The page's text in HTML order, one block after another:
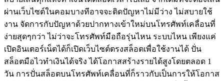
ผ่านเว็บไซต์ในคอมบางทีอาจจะติดปัญหาไม่มีว่าง ไม่สบายใช้
งาน จัดการกับปัญหาด้วยปากทางเข้าใหม่บนโทรศัพท์เคลื่อนที่
ง่ายสุดๆกว่า ไม่ว่าจะโทรศัพท์มือถือรุ่นไหน ระบบไหน เพียงแค่
เปิดอินเตอร์เน็ตได้ก็เปิดเว็บไซต์ตรงสล็อตเพื่อใช้งานได้ ปั่น
สล็อตมือไวทำเงินได้จริง ได้โอกาสสร้างรายได้สูงโดยตลอด 1
วัน การปั่นสล็อตบนโทรศัพท์เคลื่อนที่ก็ราวกับเป็นการให้โอกาส